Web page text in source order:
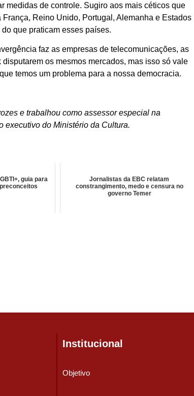
medidas de controle. Sugiro aos mais céticos que
Reino Unido, Portugal, Alemanha e Estados
que praticam esses países.
faz as empresas de telecomunicações, as
os mesmos mercados, mas isso só vale
temos um problema para a nossa democracia.
e trabalhou como assessor especial na
executivo do Ministério da Cultura.
guia para
Jornalistas da EBC relatam
constrangimento, medo e censura no
governo Temer
Institucional
Objetivo